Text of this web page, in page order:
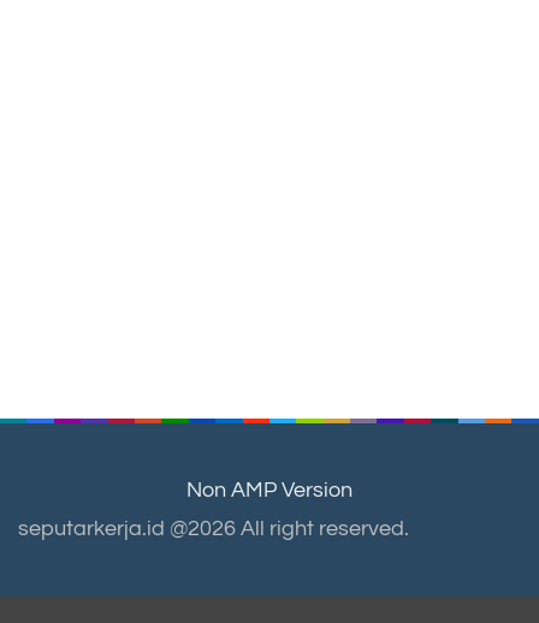
Non AMP Version
seputarkerja.id @2026 All right reserved.